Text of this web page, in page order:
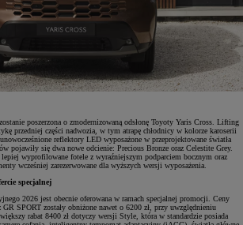
poszerzona o zmodernizowaną odsłonę Toyoty Yaris Cross. Lifting
przedniej części nadwozia, w tym atrapę chłodnicy w kolorze karoserii
reflektory LED wyposażone w przeprojektowane światła
pojawiły się dwa nowe odcienie: Precious Bronze oraz Celestite Grey.
wyprofilowane fotele z wyraźniejszym podparciem bocznym oraz
wcześniej zarezerwowane dla wyższych wersji wyposażenia.
specjalnej
2026 jest obecnie oferowana w ramach specjalnej promocji. Ceny
SPORT zostały obniżone nawet o 6200 zł, przy uwzględnieniu
rabat 8400 zł dotyczy wersji Style, która w standardzie posiada